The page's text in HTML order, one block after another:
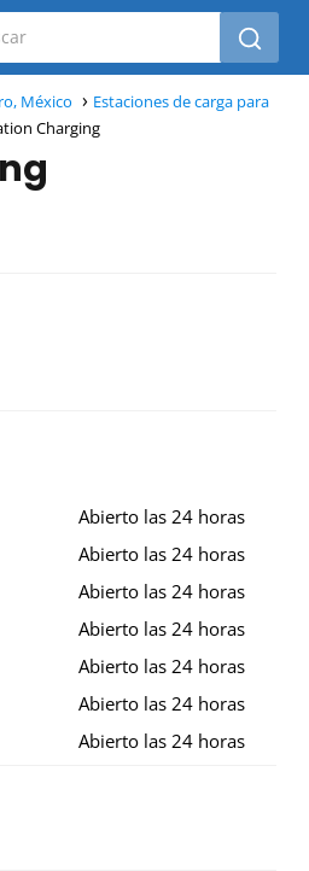
México
Estaciones de carga para
Charging
Abierto las 24 horas
Abierto las 24 horas
Abierto las 24 horas
Abierto las 24 horas
Abierto las 24 horas
Abierto las 24 horas
Abierto las 24 horas